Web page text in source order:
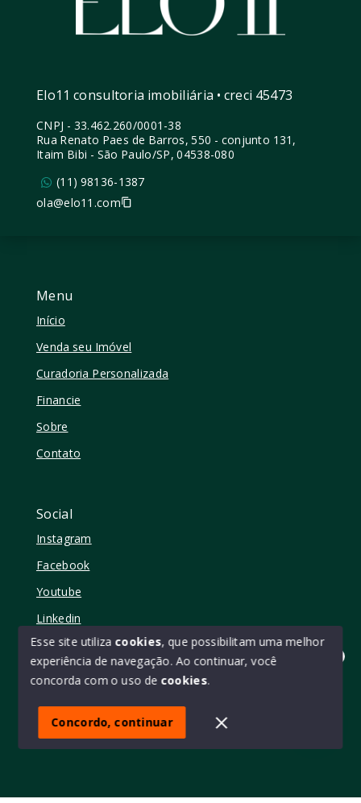
Olá! quer mudar de casa?
Menu
Início
Venda seu Imóvel
Curadoria Personalizada
Financie
Sobre
Contato
Social
Instagram
Facebook
Youtube
Linkedin
© Copyright 2026 - Elo11 consultoria imobiliária • creci
SITE PARA IMOBILIARIA
Elo11 consultoria imobiliária • creci 45473
CNPJ - 33.462.260/0001-38
Rua Renato Paes de Barros, 550 - conjunto 131,
Itaim Bibi - São Paulo/SP, 04538-080
(11) 98136-1387
ola@elo11.com
Esse site utiliza cookies, que possibilitam uma melhor
experiência de navegação. Ao continuar, você
concorda com o uso de cookies.
Concordo, continuar